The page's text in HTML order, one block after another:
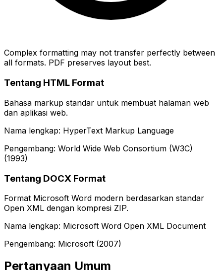
Complex formatting may not transfer perfectly between
all formats. PDF preserves layout best.
Tentang HTML Format
Bahasa markup standar untuk membuat halaman web
dan aplikasi web.
Nama lengkap: HyperText Markup Language
Pengembang: World Wide Web Consortium (W3C)
(1993)
Tentang DOCX Format
Format Microsoft Word modern berdasarkan standar
Open XML dengan kompresi ZIP.
Nama lengkap: Microsoft Word Open XML Document
Pengembang: Microsoft (2007)
Pertanyaan Umum